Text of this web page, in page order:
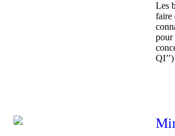
Les
faire
pour